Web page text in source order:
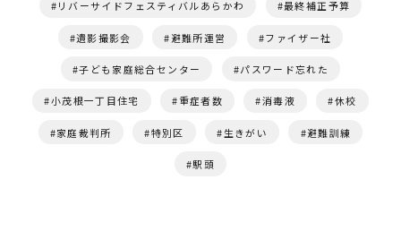
リバーサイドフェスティバルあらかわ 最終補正予算
遺影撮影会 避難所運営 ファイザー社
子ども家庭総合センター パスワード忘れた
小茂根一丁目住宅 重症者数 消毒液 休校
家庭裁判所 特別区 生きがい 避難訓練
駅頭